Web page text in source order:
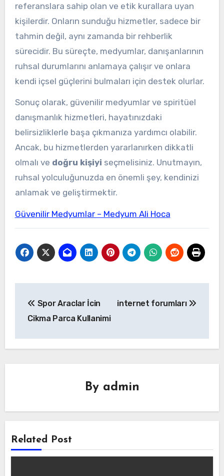
referanslara sahip olan ve etik kurallara uyan
kişilerdir. Onların sunduğu hizmetler, sadece bir
tahmin değil, aynı zamanda bir rehberlik
sürecidir. Bu süreçte, medyumlar, danışanlarının
ruhsal durumlarını anlamaya çalışır ve onlara
kendi içsel güçlerini bulmaları için destek olurlar.
Sonuç olarak, güvenilir medyumlar ve spiritüel
danışmanlık hizmetleri, hayatınızdaki
belirsizliklerle başa çıkmanıza yardımcı olabilir.
Ancak, bu hizmetlerden yararlanırken dikkatli
olmalı ve doğru kişiyi seçmelisiniz. Unutmayın,
ruhsal yolculuğunuzda en önemli şey, kendinizi
anlamak ve geliştirmektir.
Güvenilir Medyumlar – Medyum Ali Hoca
gezinmesi
Spor Araclar İcin
Cikma Parca Kullanimi
internet forumları
By admin
Related Post